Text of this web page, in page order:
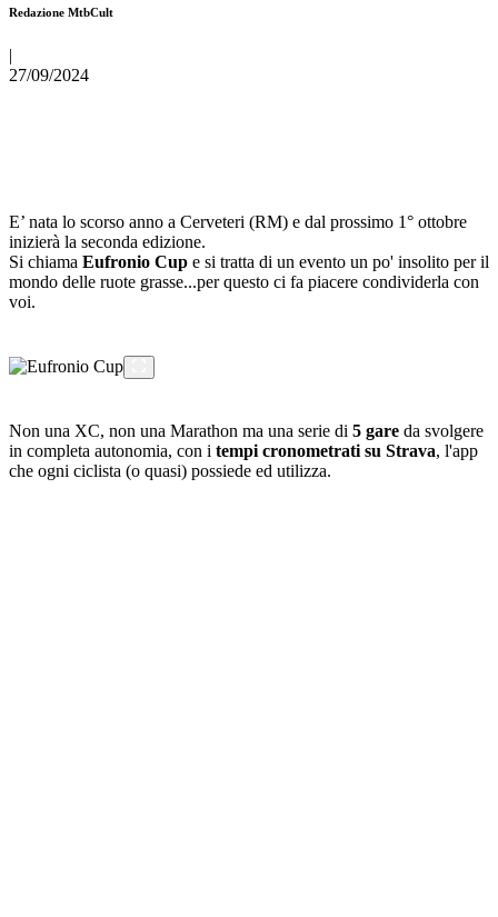
Redazione MtbCult
27/09/2024
E’ nata lo scorso anno a Cerveteri (RM) e dal prossimo 1° ottobre
inizierà la seconda edizione.
Si chiama Eufronio Cup e si tratta di un evento un po' insolito per il
mondo delle ruote grasse...per questo ci fa piacere condividerla con
voi.
Non una XC, non una Marathon ma una serie di 5 gare da svolgere
in completa autonomia, con i tempi cronometrati su Strava, l'app
che ogni ciclista (o quasi) possiede ed utilizza.